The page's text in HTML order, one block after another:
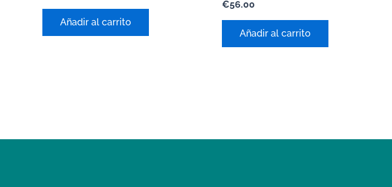
0
Añadir al carrito
Valorado
con
0
€56.00
Añadir al carrito